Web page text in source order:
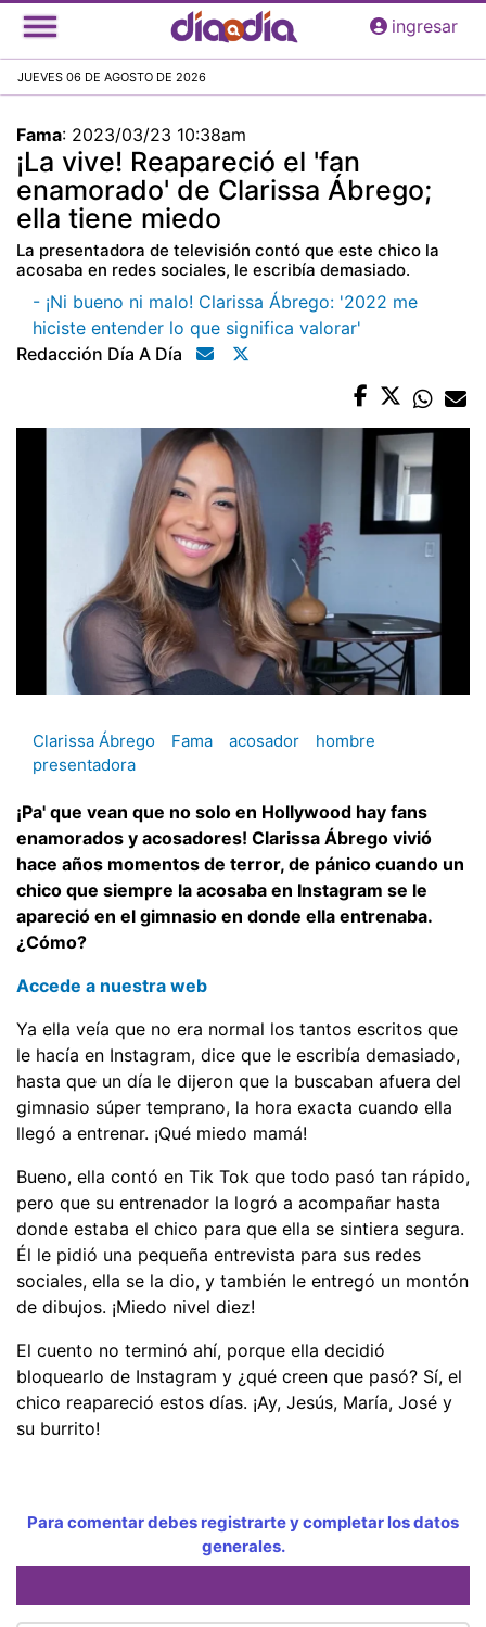
Pasar
al
principal
ingresar
JUEVES 06 DE AGOSTO DE 2026
Fama: 2023/03/23 10:38am
¡La vive! Reapareció el 'fan
enamorado' de Clarissa Ábrego;
ella tiene miedo
La presentadora de televisión contó que este chico la
acosaba en redes sociales, le escribía demasiado.
- ¡Ni bueno ni malo! Clarissa Ábrego: '2022 me
hiciste entender lo que significa valorar'
Redacción Día A Día
Clarissa Ábrego Fama acosador
hombre
presentadora
¡Pa' que vean que no solo en Hollywood hay fans
enamorados y acosadores! Clarissa Ábrego vivió
hace años momentos de terror, de pánico cuando un
chico que siempre la acosaba en Instagram se le
apareció en el gimnasio en donde ella entrenaba.
¿Cómo?
Accede a nuestra web
Ya ella veía que no era normal los tantos escritos que
le hacía en Instagram, dice que le escribía demasiado,
hasta que un día le dijeron que la buscaban afuera del
gimnasio súper temprano, la hora exacta cuando ella
llegó a entrenar. ¡Qué miedo mamá!
Bueno, ella contó en Tik Tok que todo pasó tan rápido,
pero que su entrenador la logró a acompañar hasta
donde estaba el chico para que ella se sintiera segura.
Él le pidió una pequeña entrevista para sus redes
sociales, ella se la dio, y también le entregó un montón
de dibujos. ¡Miedo nivel diez!
El cuento no terminó ahí, porque ella decidió
bloquearlo de Instagram y ¿qué creen que pasó? Sí, el
chico reapareció estos días. ¡Ay, Jesús, María, José y
su burrito!
Para comentar debes registrarte y completar los datos
generales.